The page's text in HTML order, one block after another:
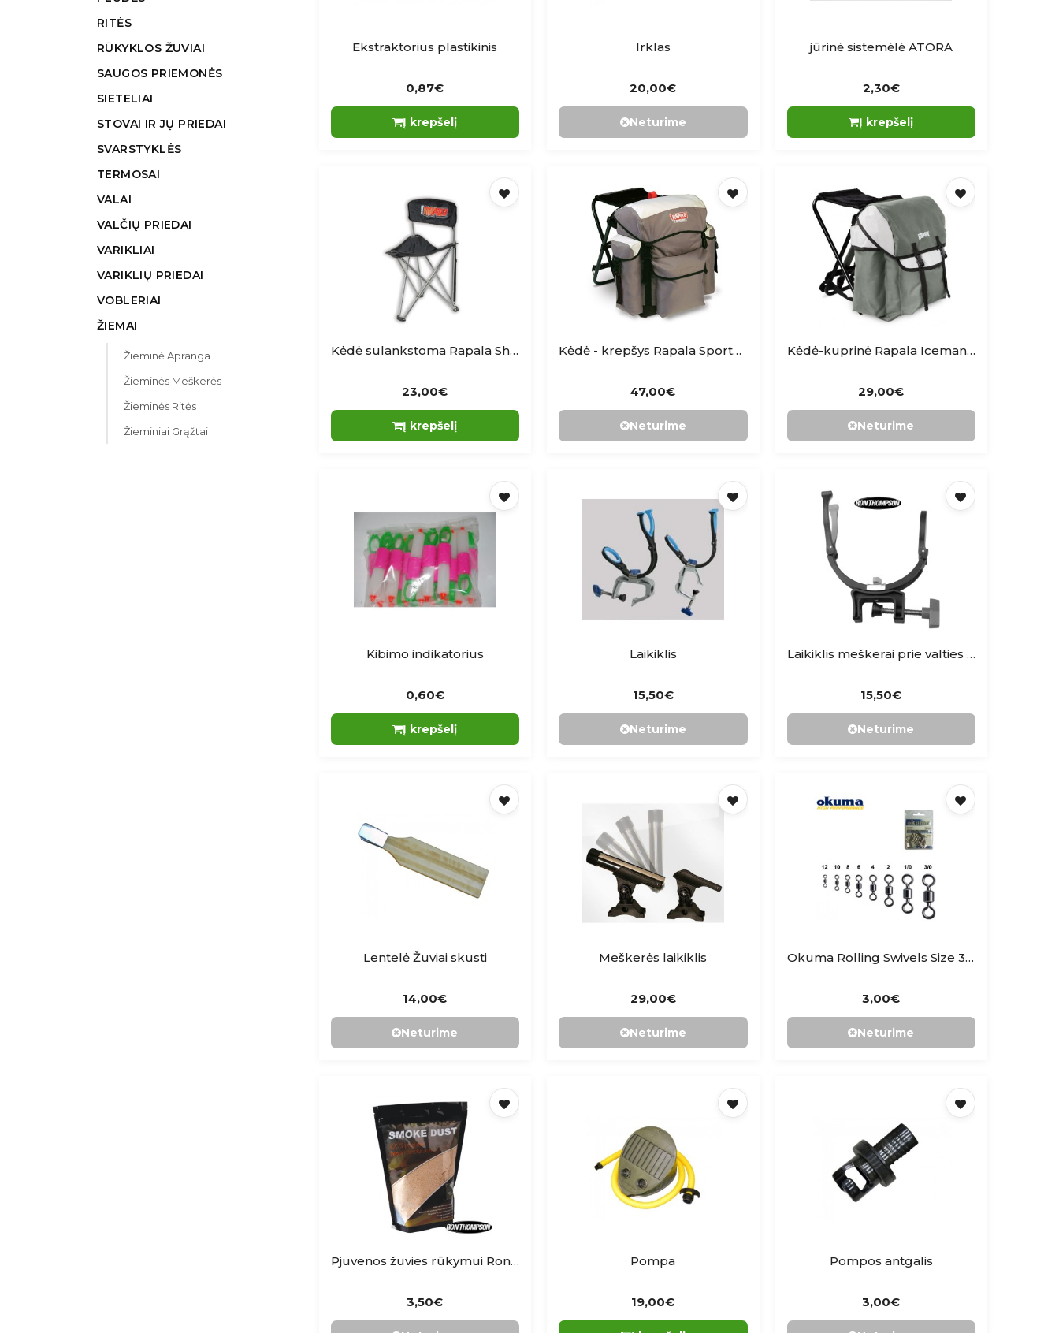
RITĖS
RŪKYKLOS ŽUVIAI
SAUGOS PRIEMONĖS
SIETELIAI
STOVAI IR JŲ PRIEDAI
SVARSTYKLĖS
TERMOSAI
VALAI
VALČIŲ PRIEDAI
VARIKLIAI
VARIKLIŲ PRIEDAI
VOBLERIAI
ŽIEMAI
Žieminė Apranga
Žieminės Meškerės
Žieminės Ritės
Žieminiai Grąžtai
Ekstraktorius plastikinis
0,87€
Į krepšelį
Irklas
20,00€
Neturime
jūrinė sistemėlė ATORA
2,30€
Į krepšelį
Kėdė sulankstoma Rapala Sherpa
23,00€
Į krepšelį
Kėdė - krepšys Rapala Sportsman's 30
47,00€
Neturime
Kėdė-kuprinė Rapala Iceman Chair Pack
29,00€
Neturime
Kibimo indikatorius
0,60€
Į krepšelį
Laikiklis
15,50€
Neturime
Laikiklis meškerai prie valties prisukamas RON THOMSON
15,50€
Neturime
Lentelė Žuviai skusti
14,00€
Neturime
Meškerės laikiklis
29,00€
Neturime
Okuma Rolling Swivels Size 3/0 100kg 10pcs
3,00€
Neturime
Pjuvenos žuvies rūkymui Ron Thomson
3,50€
Pompa
19,00€
Pompos antgalis
3,00€